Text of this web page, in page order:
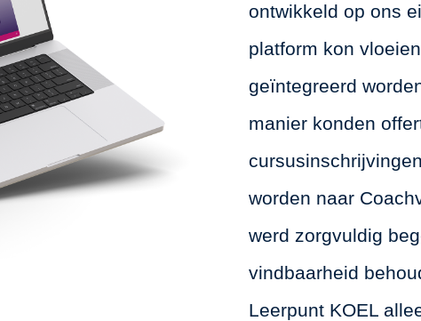
ontwikkeld op ons
platform kon
geïntegreerd
manier konden
worden naar
werd zorgvuldig
vindbaarheid
Leerpunt KOEL